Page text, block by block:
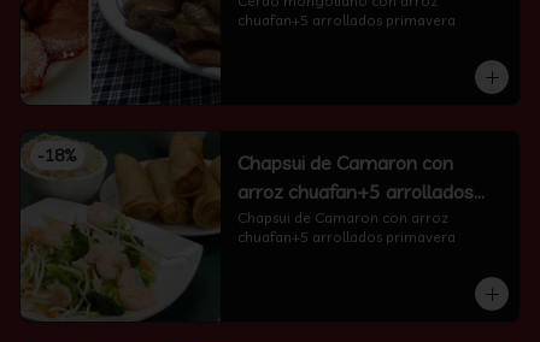
chuafan+5 arrollados primavera
-18%
Chapsui de Camaron con
arroz chuafan+5 arrollados
primavera
Chapsui de Camaron con arroz
chuafan+5 arrollados primavera